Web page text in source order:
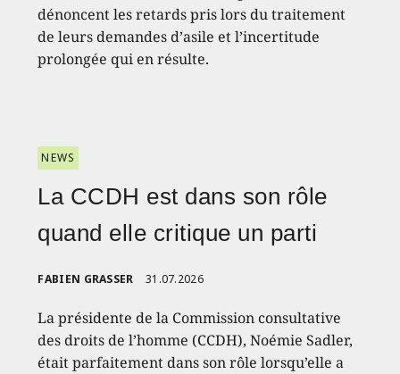
dénoncent les retards pris lors du traitement
de leurs demandes d’asile et l’incertitude
prolongée qui en résulte.
NEWS
La CCDH est dans son rôle
quand elle critique un parti
FABIEN GRASSER 31.07.2026
La présidente de la Commission consultative
des droits de l’homme (CCDH), Noémie Sadler,
était parfaitement dans son rôle lorsqu’elle a